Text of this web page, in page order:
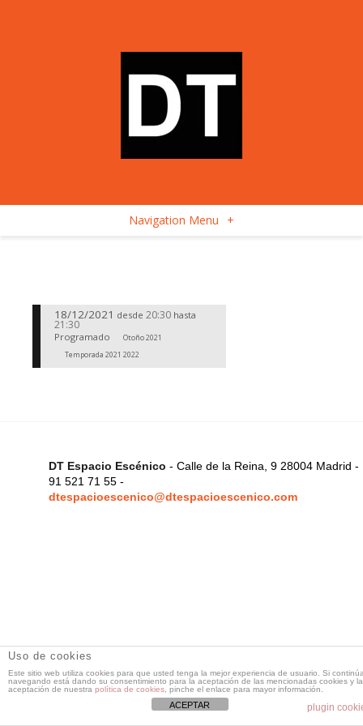
Navigation Menu +
18/12/2021 desde 20:30 hasta
21:30
Programado
Otoño 2021
Temporada 2021 2022
DT Espacio Escénico - Calle de la Reina, 9 28004 Madrid -
91 521 71 55 -
dtespacioescenico@dtespacioescenico.com
Uso de cookies
Este sitio web utiliza cookies para que usted tenga la mejor experiencia de usuario. Si
navegando está dando su consentimiento para la aceptación de las mencionadas cookies y la
aceptación de nuestra política de cookies , pinche el enlace para mayor información.
plugin
ACEPTAR